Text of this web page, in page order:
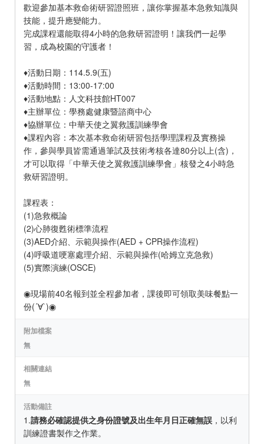
歡迎參加基本救命術研習證照班，讓你掌握基本急救知識與
技能，提升應變能力。
完成課程還能取得4小時的急救研習證明！讓我們一起學
習，成為校園的守護者！
♦活動日期：114.5.9(五)
♦活動時間：13:00-17:00
♦活動地點：人文科技館HT007
♦主辦單位：學務處健康暨諮商中心
♦協辦單位：中華天使之翼救護訓練學會
♦課程內容：本次基本救命術研習包括學理課程及實務操
作，參與學員皆需通過筆試及技術考核各達80分以上(含)，
才可以取得「中華天使之翼救護訓練學會」核發之4小時急
救研習證明。
課程表：
(1)急救概論
(2)心肺復甦術標準流程
(3)AED介紹、示範與操作(AED + CPR操作流程)
(4)呼吸道哽塞處理介紹、示範與操作(哈姆立克急救)
(5)實際演練(OSCE)
◉現場前40名報到並全程參加者，課後即可領取美味餐點一
份(´∀`)◉
附加檔案
無
相關連結
無
活動備註
1.請務必確認提供之身份證號及出生年月日正確無誤 ，以利
訓練證書製作之作業。